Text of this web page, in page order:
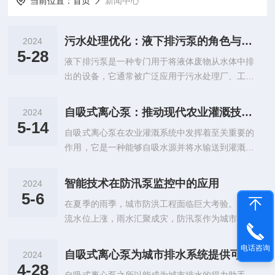
2024
5-28
污水处理优化：液下排污泵的角色与影响
液下排污泵是一种专门用于将液体废物从水体中排
出的设备，它通常被广泛应用于污水处理厂、工业
方法，液下排污泵具有更高的效率和更低的能耗，
能够有效地减少污水处理过程中的能源消耗和排放
量，从而降低对环境的负面影响。一、提升污水处
理效率一个显著优势是其改进了污水处理过程的效
体颗粒的污水时，容易出现堵塞和磨损，导致频繁
的停机和维护。而它由于其设计，如较低的入口和
流线型的蜗壳，能够有效减少堵塞风险，从而...
2024
5-14
自吸式离心泵：推动现代农业灌溉技术的关键设备
自吸式离心泵在农业灌溉系统中发挥着至关重要的
作用，它是一种能够自吸水源并将水输送到灌溉系
的环节，而自吸式离心泵的应用为农业灌溉系统带
来了许多便利和效益。在农业灌溉系统中，它的应
用案例也非常广泛。例如，在大型农场或种植基地
中，可以通过管道网络将水源输送到各个灌溉区
域，实现全面覆盖的灌溉效果；在果园、蔬菜园或
农田中，可以根据作物的需水量和灌溉需求进行精
准调控，提高作物的产量和质量。自吸式离心泵在
2024
5-6
智能技术在防汛泵监控中的应用
在夏季的雨季，城市防洪工程面临巨大考验。当河
流水位上涨，雨水汇聚成灾，防汛泵作为城市防洪
的重要设施，其作用很重要。然而，传统的设备监
控需人工巡查，存在反应迟缓、效率低下等问题。
随着智能技术的发展和应用，对防汛泵进行智能化
2024
4-28
自吸式离心泵为城市排水系统提供可靠支持
电话咨询